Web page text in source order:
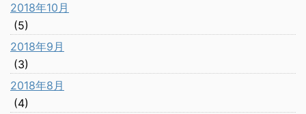
2018年10月
(5)
2018年9月
(3)
2018年8月
(4)